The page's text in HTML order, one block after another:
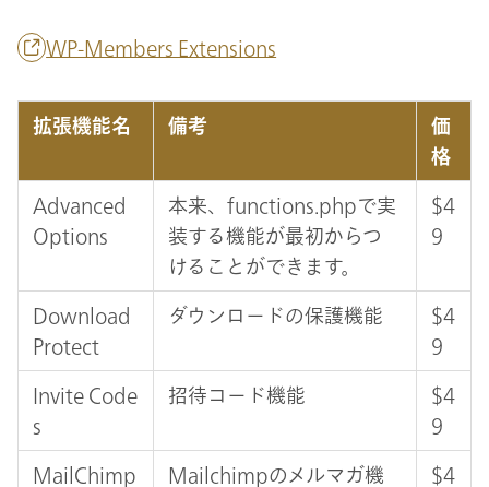
WP-Members Extensions
拡張機能名 備考
価
格
Advanced
Options
本来、functions.phpで実
装する機能が最初からつ
けることができます。
$4
9
Download
Protect
ダウンロードの保護機能
$4
9
Invite Code
s
招待コード機能
$4
9
MailChimp
Mailchimpのメルマガ機
$4